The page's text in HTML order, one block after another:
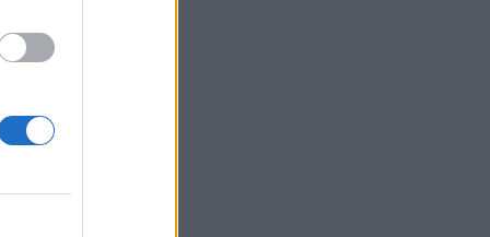
Ebba Busch
Mord